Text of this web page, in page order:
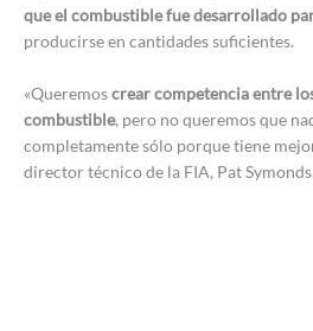
que el combustible fue desarrollado
producirse en cantidades suficientes.
«Queremoscrear competencia entre
combustible, pero no queremos que
completamente sólo porque tiene
director técnico de la FIA, Pat Symonds.